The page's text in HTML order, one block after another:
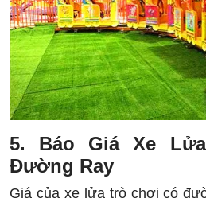
5. Báo Giá Xe
Đường Ray
Giá của xe lửa trò chơi có